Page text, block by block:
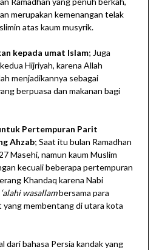
merupakan kemenangan telak
atas kaum musyrik.
kepada umat Islam; Juga
Hijriyah, karena Allah
menjadikannya sebagai
berpuasa dan makanan bagi
Pertempuran Parit
Ahzab; Saat itu bulan Ramadhan
Masehi, namun kaum Muslim
kecuali beberapa pertempuran
Khandaq karena Nabi
wasallambersama para
yang membentang di utara kota
dari bahasa Persia kandak yang